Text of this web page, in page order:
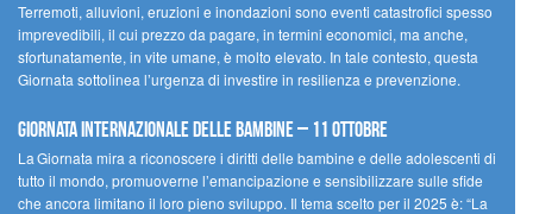
Terremoti, alluvioni, eruzioni e inondazioni sono eventi catastrofici spesso
imprevedibili, il cui prezzo da pagare, in termini economici, ma anche,
sfortunatamente, in vite umane, è molto elevato. In tale contesto, questa
Giornata sottolinea l’urgenza di investire in resilienza e prevenzione.
Giornata internazionale delle bambine – 11 ottobre
La Giornata mira a riconoscere i diritti delle bambine e delle adolescenti di
tutto il mondo, promuoverne l’emancipazione e sensibilizzare sulle sfide
che ancora limitano il loro pieno sviluppo. Il tema scelto per il 2025 è: “La